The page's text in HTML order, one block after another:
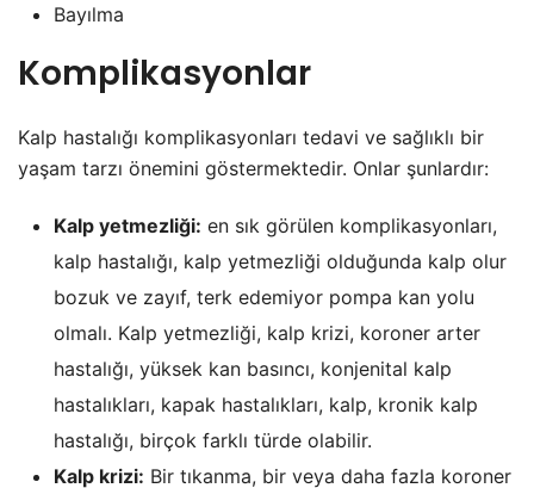
Bayılma
Komplikasyonlar
Kalp hastalığı komplikasyonları tedavi ve sağlıklı bir
yaşam tarzı önemini göstermektedir. Onlar şunlardır:
Kalp yetmezliği: en sık görülen komplikasyonları,
kalp hastalığı, kalp yetmezliği olduğunda kalp olur
bozuk ve zayıf, terk edemiyor pompa kan yolu
olmalı. Kalp yetmezliği, kalp krizi, koroner arter
hastalığı, yüksek kan basıncı, konjenital kalp
hastalıkları, kapak hastalıkları, kalp, kronik kalp
hastalığı, birçok farklı türde olabilir.
Kalp krizi: Bir tıkanma, bir veya daha fazla koroner